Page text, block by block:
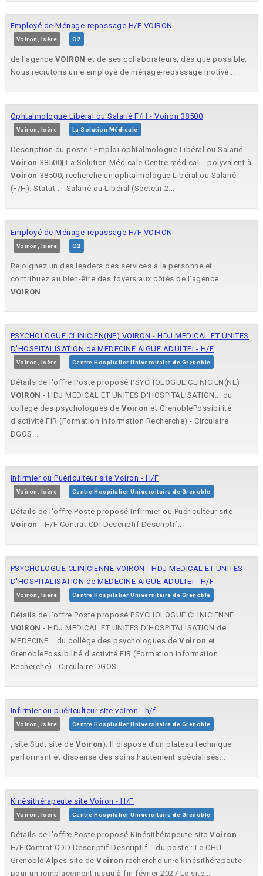
Employé de Ménage-repassage H/F VOIRON
Voiron, Isère O2
de l'agence VOIRON et de ses collaborateurs, dès que possible.
Nous recrutons un·e employé de ménage-repassage motivé...
Ophtalmologue Libéral ou Salarié F/H - Voiron 38500
Voiron, Isère La Solution Médicale
Description du poste : Emploi ophtalmologue Libéral ou Salarié
Voiron 38500| La Solution Médicale Centre médical... polyvalent à
Voiron 38500, recherche un ophtalmologue Libéral ou Salarié
(F/H). Statut : - Salarié ou Libéral (Secteur 2...
Employé de Ménage-repassage H/F VOIRON
Voiron, Isère O2
Rejoignez un des leaders des services à la personne et
contribuez au bien-être des foyers aux côtés de l’agence
VOIRON ...
PSYCHOLOGUE CLINICIEN(NE) VOIRON - HDJ MEDICAL ET UNITES
D'HOSPITALISATION de MEDECINE AIGUE ADULTEi - H/F
Voiron, Isère Centre Hospitalier Universitaire de Grenoble
Détails de l'offre Poste proposé PSYCHOLOGUE CLINICIEN(NE)
VOIRON - HDJ MEDICAL ET UNITES D'HOSPITALISATION... du
collège des psychologues de Voiron et GrenoblePossibilité
d'activité FIR (Formation Information Recherche) - Circulaire
DGOS...
Infirmier ou Puériculteur site Voiron - H/F
Voiron, Isère Centre Hospitalier Universitaire de Grenoble
Détails de l'offre Poste proposé Infirmier ou Puériculteur site
Voiron - H/F Contrat CDI Descriptif Descriptif...
PSYCHOLOGUE CLINICIENNE VOIRON - HDJ MEDICAL ET UNITES
D'HOSPITALISATION de MEDECINE AIGUE ADULTEi - H/F
Voiron, Isère Centre Hospitalier Universitaire de Grenoble
Détails de l'offre Poste proposé PSYCHOLOGUE CLINICIENNE
VOIRON - HDJ MEDICAL ET UNITES D'HOSPITALISATION de
MEDECINE... du collège des psychologues deVoiron et
GrenoblePossibilité d'activité FIR (Formation Information
Recherche) - Circulaire DGOS...
Infirmier ou puériculteur site voiron - h/f
Voiron, Isère Centre Hospitalier Universitaire de Grenoble
, site Sud, site de Voiron ). Il dispose d’un plateau technique
performant et dispense des soins hautement spécialisés...
Kinésithérapeute site Voiron - H/F
Voiron, Isère Centre Hospitalier Universitaire de Grenoble
Détails de l'offre Poste proposé Kinésithérapeute siteVoiron -
H/F Contrat CDD Descriptif Descriptif... du poste : Le CHU
Grenoble Alpes site deVoiron recherche un·e kinésithérapeute
pour un remplacement jusqu'à fin février 2027 Le site...